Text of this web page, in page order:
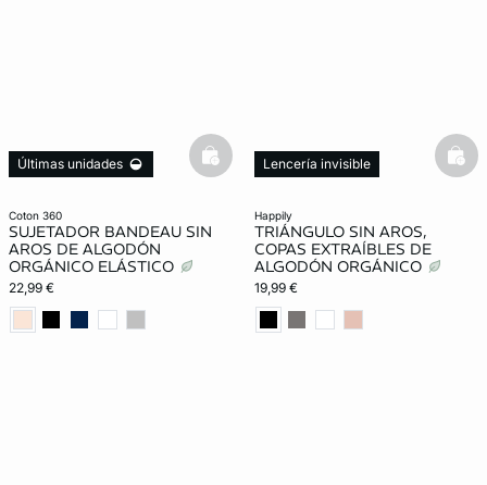
coton 360
SUJETADOR BANDEAU SIN
AROS DE ALGODÓN
ORGÁNICO ELÁSTICO
22,99 €
Últimas unidades
basketfull
happily
TRIÁNGULO SIN AROS,
COPAS EXTRAÍBLES DE
ALGODÓN ORGÁNICO
19,99 €
Lencería invisible